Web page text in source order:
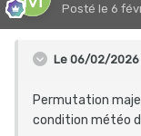
Posté le 6
Le 06/02/2026
Permutation
condition météo